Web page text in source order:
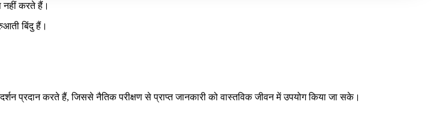
नहीं करते हैं।
बिंदु हैं।
प्रदान करते हैं, जिससे नैतिक परीक्षण से प्राप्त जानकारी को वास्तविक जीवन में उपयोग किया जा सके।